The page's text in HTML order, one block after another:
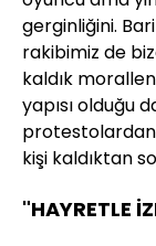
gerginliğini.
rakibimiz de
kaldık
yapısı olduğu
protestolardan
kişi kaldıktan
"HAYRETLE